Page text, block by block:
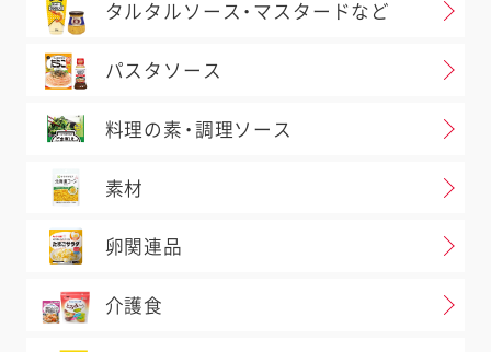
タルタルソース・マスタードなど
パスタソース
料理の素・調理ソース
素材
卵関連品
介護食